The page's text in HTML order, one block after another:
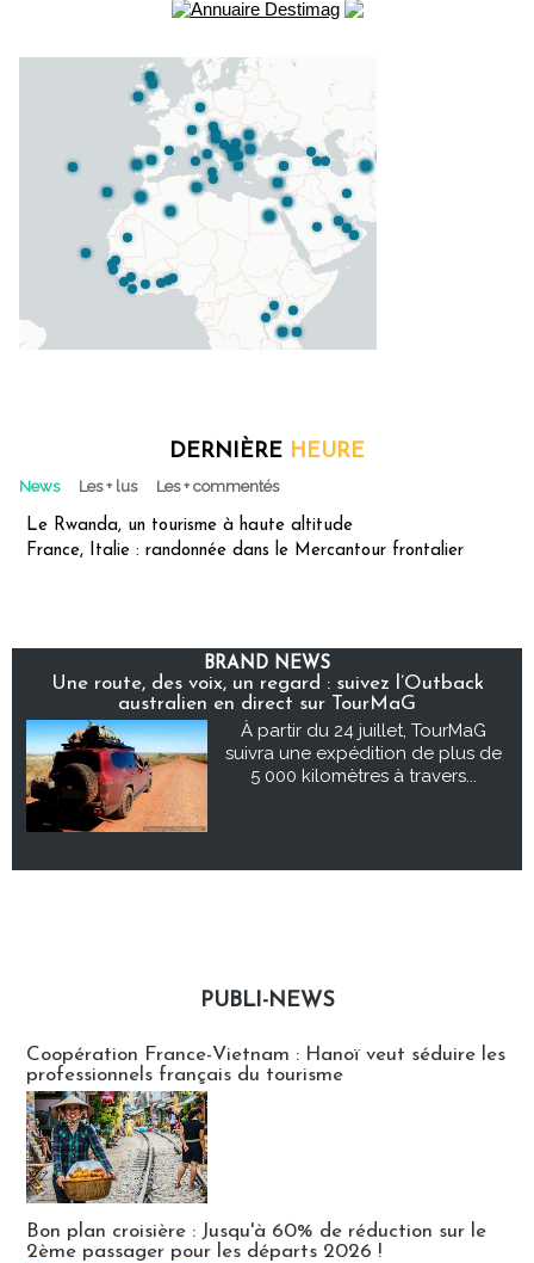
DERNIÈRE HEURE
News Les + lus Les + commentés
Le Rwanda, un tourisme à haute altitude
France, Italie : randonnée dans le Mercantour frontalier
BRAND NEWS
Une route, des voix, un regard : suivez l’Outback
australien en direct sur TourMaG
À partir du 24 juillet, TourMaG
suivra une expédition de plus de
5 000 kilomètres à travers...
PUBLI-NEWS
Coopération France-Vietnam : Hanoï veut séduire les
professionnels français du tourisme
Bon plan croisière : Jusqu'à 60% de réduction sur le
2ème passager pour les départs 2026 !